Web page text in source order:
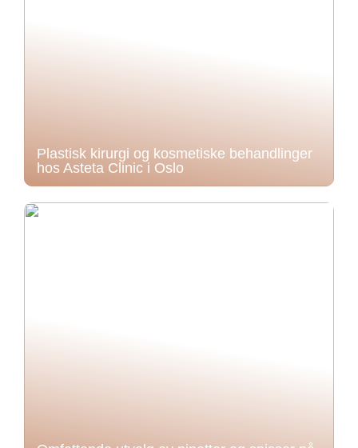
Plastisk kirurgi og kosmetiske behandlinger
hos Asteta Clinic i Oslo